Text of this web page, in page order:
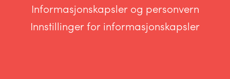
Informasjonskapsler og personvern
Innstillinger for informasjonskapsler